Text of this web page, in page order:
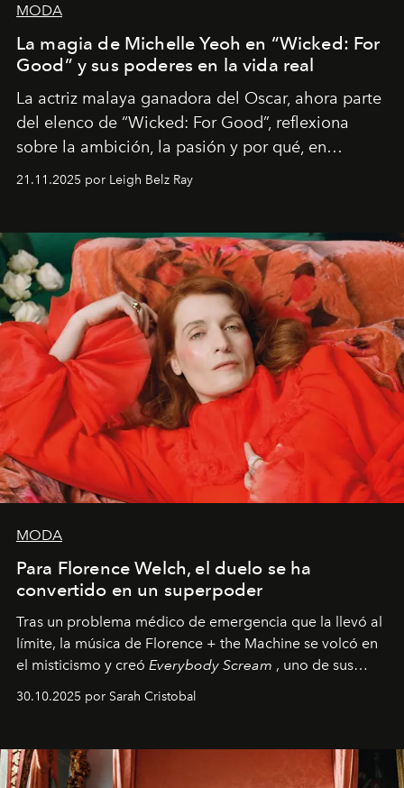
MODA
La magia de Michelle Yeoh en “Wicked: For
Good” y sus poderes en la vida real
La actriz malaya ganadora del Oscar, ahora parte
del elenco de “Wicked: For Good”, reflexiona
sobre la ambición, la pasión y por qué, en
ocasiones, la introspección puede esperar. “Es
importa si no lo entienden’”, confiesa.
21.11.2025 por Leigh Belz Ray
MODA
Para Florence Welch, el duelo se ha
convertido en un superpoder
Tras un problema médico de emergencia que la llevó al
límite, la música de Florence + the Machine se volcó en
el misticismo y creó Everybody Scream , uno de sus
álbumes más profundos hasta la fecha.
30.10.2025 por Sarah Cristobal